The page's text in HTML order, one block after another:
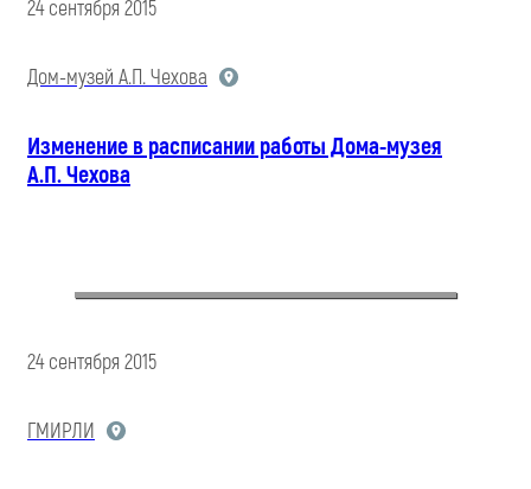
24 сентября 2015
Дом-музей А.П. Чехова
Изменение в расписании работы Дома-музея
А.П. Чехова
24 сентября 2015
ГМИРЛИ